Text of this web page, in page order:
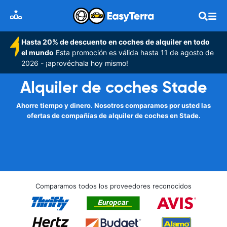
Hasta 20% de descuento en coches de alquiler en todo
el mundo Esta promoción es válida hasta 11 de agosto de
2026 - ¡aprovéchala hoy mismo!
Alquiler de coches Stade
Ahorre tiempo y dinero. Nosotros comparamos por usted las
ofertas de compañías de alquiler de coches en Stade.
Comparamos todos los proveedores reconocidos